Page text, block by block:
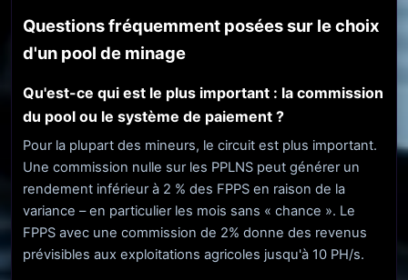
Questions fréquemment posées sur le choix
d'un pool de minage
Qu'est-ce qui est le plus important : la commission
du pool ou le système de paiement ?
Pour la plupart des mineurs, le circuit est plus important.
Une commission nulle sur les PPLNS peut générer un
rendement inférieur à 2 % des FPPS en raison de la
variance – en particulier les mois sans « chance ». Le
FPPS avec une commission de 2% donne des revenus
prévisibles aux exploitations agricoles jusqu'à 10 PH/s.